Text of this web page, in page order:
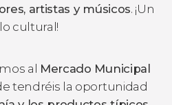
artistas y músicos. ¡Un
cultural!
al Mercado Municipal
tendréis la oportunidad